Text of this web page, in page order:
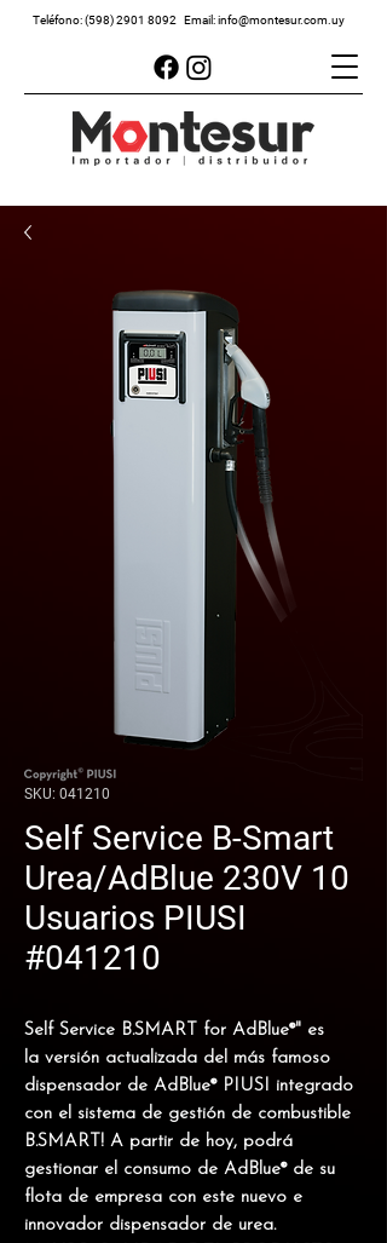
Teléfono:(598) 2901 8092 Email:info@montesur.com.uy
SKU: 041210
Self Service B-Smart
Urea/AdBlue 230V 10
Usuarios PIUSI
#041210
Self Service B.SMART for AdBlue®" es
la versión actualizada del más famoso
dispensador de AdBlue® PIUSI integrado
con el sistema de gestión de combustible
B.SMART ! A partir de hoy, podrá
gestionar el consumo de AdBlue® de su
flota de empresa con este nuevo e
innovador dispensador de urea.